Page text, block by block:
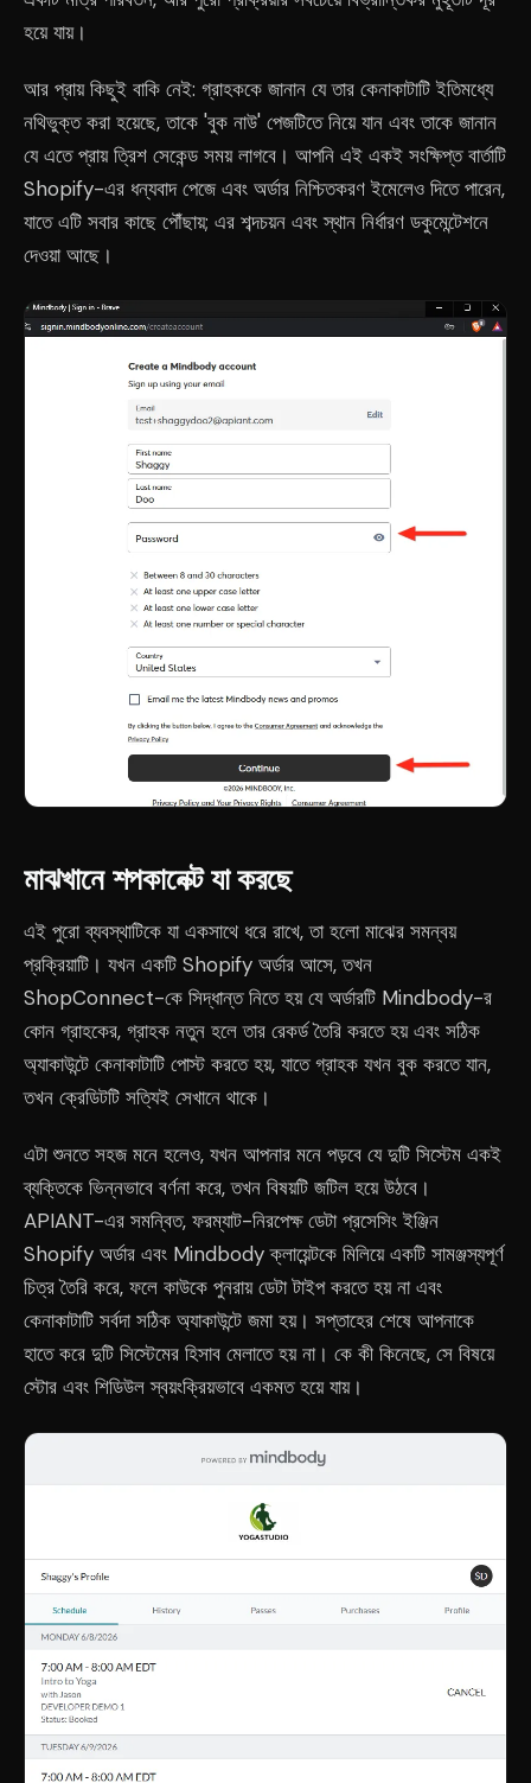
হয়ে যায়।
আর প্রায় কিছুই বাকি নেই: গ্রাহককে জানান যে তার কেনাকাটাটি ইতিমধ্যে
নথিভুক্ত করা হয়েছে, তাকে 'বুক নাউ' পেজটিতে নিয়ে যান এবং তাকে জানান
যে এতে প্রায় ত্রিশ সেকেন্ড সময় লাগবে। আপনি এই একই সংক্ষিপ্ত বার্তাটি
Shopify-এর ধন্যবাদ পেজে এবং অর্ডার নিশ্চিতকরণ ইমেলেও দিতে পারেন,
যাতে এটি সবার কাছে পৌঁছায়; এর শব্দচয়ন এবং স্থান নির্ধারণ ডকুমেন্টেশনে
দেওয়া আছে।
মাঝখানে শপকানেক্ট যা করছে
এই পুরো ব্যবস্থাটিকে যা একসাথে ধরে রাখে, তা হলো মাঝের সমন্বয়
প্রক্রিয়াটি। যখন একটি Shopify অর্ডার আসে, তখন
ShopConnect-কে সিদ্ধান্ত নিতে হয় যে অর্ডারটি Mindbody-র
কোন গ্রাহকের, গ্রাহক নতুন হলে তার রেকর্ড তৈরি করতে হয় এবং সঠিক
অ্যাকাউন্টে কেনাকাটাটি পোস্ট করতে হয়, যাতে গ্রাহক যখন বুক করতে যান,
তখন ক্রেডিটটি সত্যিই সেখানে থাকে।
এটা শুনতে সহজ মনে হলেও, যখন আপনার মনে পড়বে যে দুটি সিস্টেম একই
ব্যক্তিকে ভিন্নভাবে বর্ণনা করে, তখন বিষয়টি জটিল হয়ে উঠবে।
APIANT-এর সমন্বিত, ফরম্যাট-নিরপেক্ষ ডেটা প্রসেসিং ইঞ্জিন
Shopify অর্ডার এবং Mindbody ক্লায়েন্টকে মিলিয়ে একটি সামঞ্জস্যপূর্ণ
চিত্র তৈরি করে, ফলে কাউকে পুনরায় ডেটা টাইপ করতে হয় না এবং
কেনাকাটাটি সর্বদা সঠিক অ্যাকাউন্টে জমা হয়। সপ্তাহের শেষে আপনাকে
হাতে করে দুটি সিস্টেমের হিসাব মেলাতে হয় না। কে কী কিনেছে, সে বিষয়ে
স্টোর এবং শিডিউল স্বয়ংক্রিয়ভাবে একমত হয়ে যায়।